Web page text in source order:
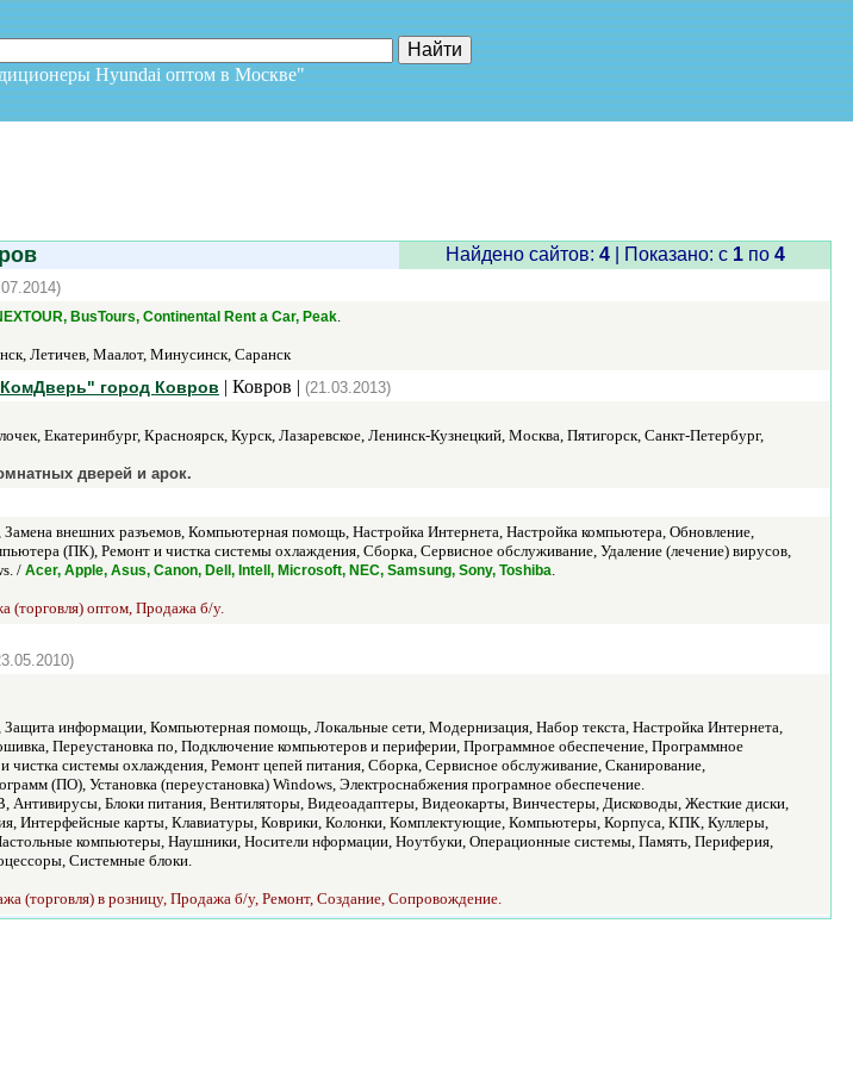
Hyundai оптом в Москве"
Найдено сайтов: 4| Показано: c 1по 4
BusTours, Continental Rent a Car, Peak.
Летичев, Маалот, Минусинск, Саранск
город Ковров | Ковров | (21.03.2013)
Екатеринбург, Красноярск, Курск, Лазаревское, Ленинск-Кузнецкий, Москва, Пятигорск, Санкт-Петербург,
дверей и арок.
внешних разъемов, Компьютерная помощь, Настройка Интернета, Настройка компьютера, Обновление,
(ПК), Ремонт и чистка системы охлаждения, Сборка, Сервисное обслуживание, Удаление (лечение) вирусов,
/ Acer, Apple, Asus, Canon, Dell, Intell, Microsoft, NEC, Samsung, Sony, Toshiba.
(торговля) оптом, Продажа б/у.
информации, Компьютерная помощь, Локальные сети, Модернизация, Набор текста, Настройка Интернета,
Переустановка по, Подключение компьютеров и периферии, Программное обеспечение, Программное
системы охлаждения, Ремонт цепей питания, Сборка, Сервисное обслуживание, Сканирование,
(ПО), Установка (переустановка) Windows, Электроснабжения програмное обеспечение.
Антивирусы, Блоки питания, Вентиляторы, Видеоадаптеры, Видеокарты, Винчестеры, Дисководы, Жесткие диски,
Интерфейсные карты, Клавиатуры, Коврики, Колонки, Комплектующие, Компьютеры, Корпуса, КПК, Куллеры,
компьютеры, Наушники, Носители нформации, Ноутбуки, Операционные системы, Память, Периферия,
Системные блоки.
(торговля) в розницу, Продажа б/у, Ремонт, Создание, Сопровождение.